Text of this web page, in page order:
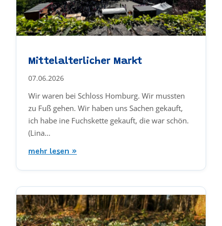
Mittelalterlicher Markt
07.06.2026
Wir waren bei Schloss Homburg. Wir mussten
zu Fuß gehen. Wir haben uns Sachen gekauft,
ich habe ine Fuchskette gekauft, die war schön.
(Lina…
mehr lesen »